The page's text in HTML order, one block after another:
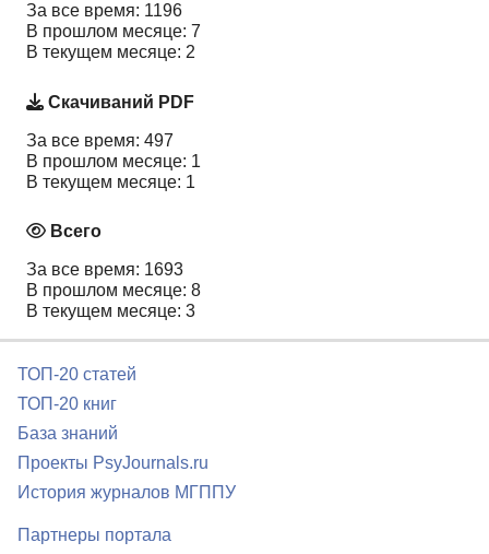
За все время: 1196
В прошлом месяце: 7
В текущем месяце: 2
Скачиваний PDF
За все время: 497
В прошлом месяце: 1
В текущем месяце: 1
Всего
За все время: 1693
В прошлом месяце: 8
В текущем месяце: 3
ТОП-20 статей
ТОП-20 книг
База знаний
Проекты PsyJournals.ru
История журналов МГППУ
Партнеры портала